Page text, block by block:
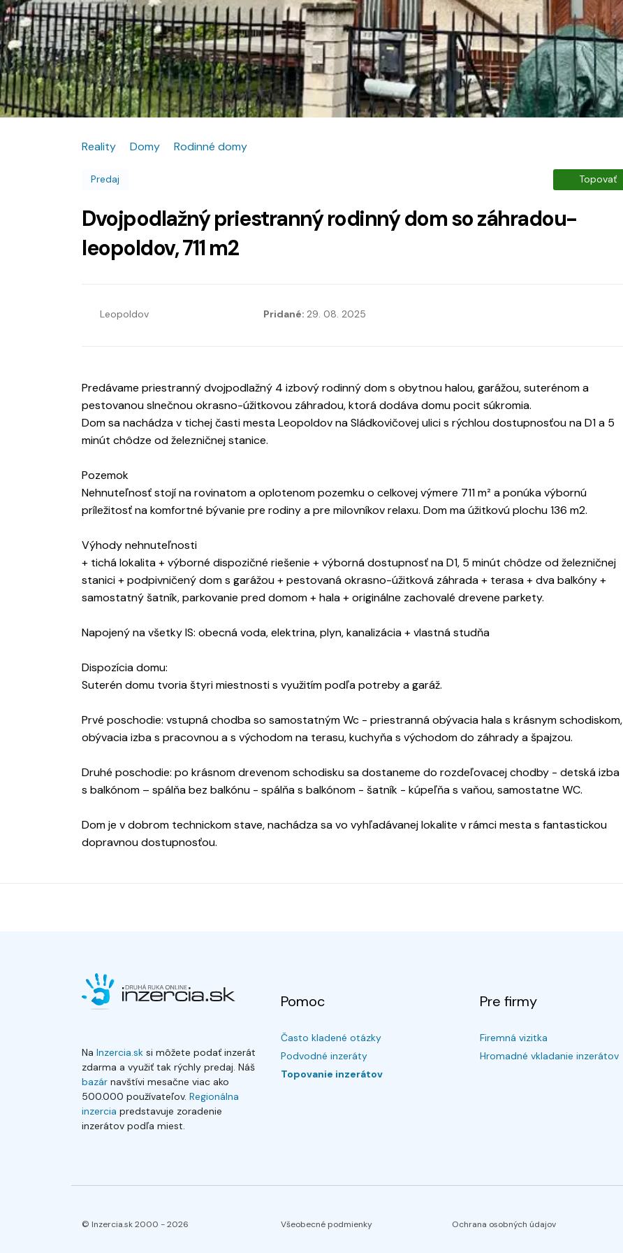
Reality Domy Rodinné domy
Predaj Topovať
Dvojpodlažný priestranný rodinný dom so záhradou-
leopoldov, 711 m2
Leopoldov Pridané: 29. 08. 2025
Predávame priestranný dvojpodlažný 4 izbový rodinný dom s obytnou halou, garážou, suterénom a
pestovanou slnečnou okrasno-úžitkovou záhradou, ktorá dodáva domu pocit súkromia.
Dom sa nachádza v tichej časti mesta Leopoldov na Sládkovičovej ulici s rýchlou dostupnosťou na D1 a 5
minút chôdze od železničnej stanice.
Pozemok
Nehnuteľnosť stojí na rovinatom a oplotenom pozemku o celkovej výmere 711 m² a ponúka výbornú
príležitosť na komfortné bývanie pre rodiny a pre milovníkov relaxu. Dom ma úžitkovú plochu 136 m2.
Výhody nehnuteľnosti
+ tichá lokalita + výborné dispozičné riešenie + výborná dostupnosť na D1, 5 minút chôdze od železničnej
stanici + podpivničený dom s garážou + pestovaná okrasno-úžitková záhrada + terasa + dva balkóny +
samostatný šatník, parkovanie pred domom + hala + originálne zachovalé drevene parkety.
Napojený na všetky IS: obecná voda, elektrina, plyn, kanalizácia + vlastná studňa
Dispozícia domu:
Suterén domu tvoria štyri miestnosti s využitím podľa potreby a garáž.
Prvé poschodie: vstupná chodba so samostatným Wc - priestranná obývacia hala s krásnym schodiskom,
obývacia izba s pracovnou a s východom na terasu, kuchyňa s východom do záhrady a špajzou.
Druhé poschodie: po krásnom drevenom schodisku sa dostaneme do rozdeľovacej chodby - detská izba
s balkónom – spálňa bez balkónu - spálňa s balkónom - šatník - kúpeľňa s vaňou, samostatne WC.
Dom je v dobrom technickom stave, nachádza sa vo vyhľadávanej lokalite v rámci mesta s fantastickou
dopravnou dostupnosťou.
Na Inzercia.sk si môžete podať inzerát
zdarma a využiť tak rýchly predaj. Náš
bazár navštívi mesačne viac ako
500.000 používateľov. Regionálna
inzercia predstavuje zoradenie
inzerátov podľa miest.
Pomoc
Často kladené otázky
Podvodné inzeráty
Topovanie inzerátov
Pre firmy
Firemná vizitka
Hromadné vkladanie inzerátov
© Inzercia.sk 2000 -2026 Všeobecné podmienky Ochrana osobných údajov